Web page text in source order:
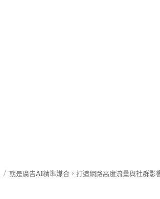
就是廣告AI精準媒合，打造網路高度流量與社群